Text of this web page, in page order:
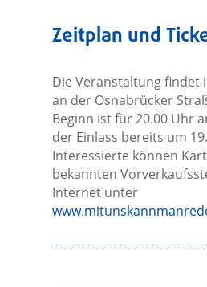
Zeitplan und
Die Veranstaltung findet
an der Osnabrücker
Beginn ist für 20.00 Uhr
der Einlass bereits um
Interessierte können
bekannten
Internet unter